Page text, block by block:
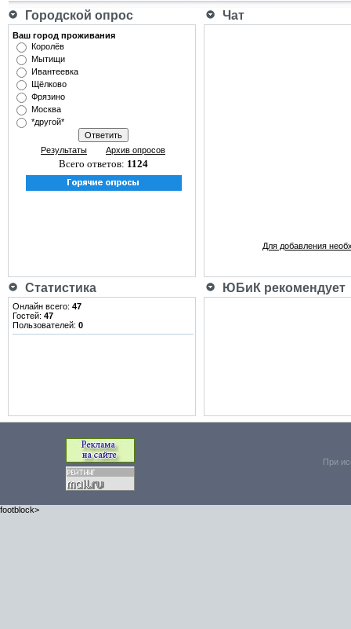
Городской опрос Чат
Ваш город проживания
Королёв
Мытищи
Ивантеевка
Щёлково
Фрязино
Москва
*другой*
Результаты Архив опросов
Всего ответов: 1124
Для добавления
Статистика ЮБиК рекомендует
Онлайн всего: 47
Гостей: 47
Пользователей: 0
При
footblock>